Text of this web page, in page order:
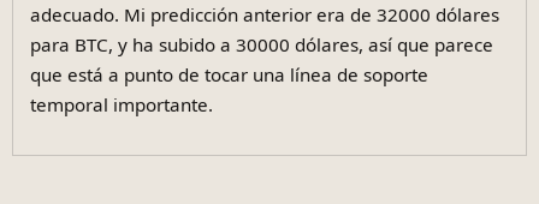
adecuado. Mi predicción anterior era de 32000 dólares
para BTC, y ha subido a 30000 dólares, así que parece
que está a punto de tocar una línea de soporte
temporal importante.